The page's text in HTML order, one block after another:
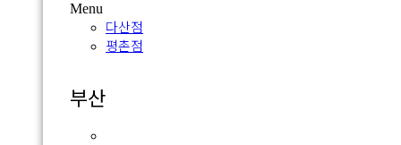
Menu
다산점
평촌점
부산